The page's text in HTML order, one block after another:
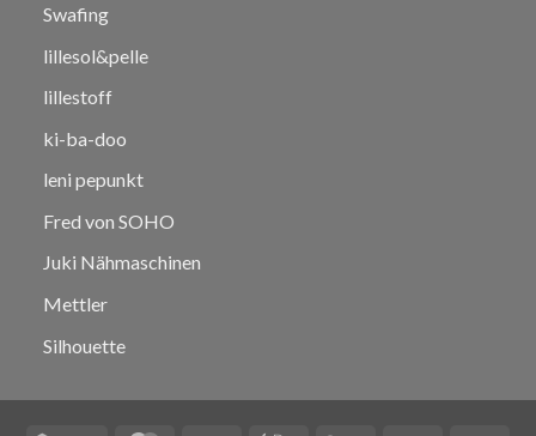
Swafing
lillesol&pelle
lillestoff
ki-ba-doo
leni pepunkt
Fred von SOHO
Juki Nähmaschinen
Mettler
Silhouette